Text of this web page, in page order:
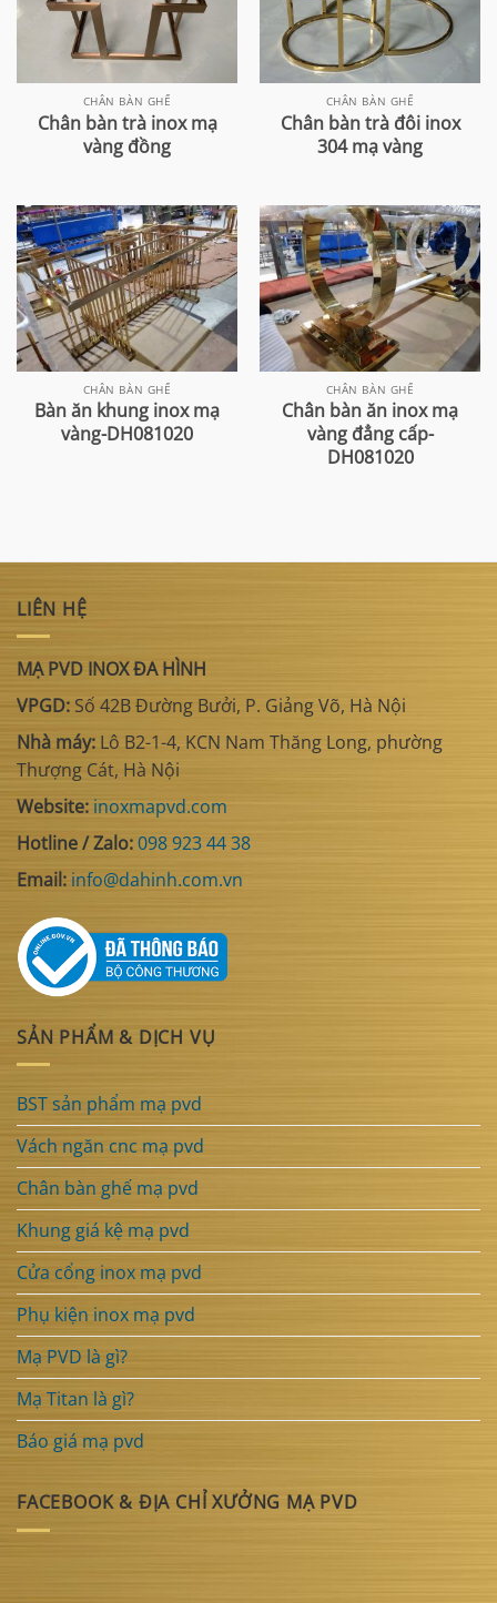
CHÂN BÀN GHẾ
Chân bàn trà inox mạ
vàng đồng
CHÂN BÀN GHẾ
Chân bàn trà đôi inox
304 mạ vàng
CHÂN BÀN GHẾ
Bàn ăn khung inox mạ
vàng-DH081020
CHÂN BÀN GHẾ
Chân bàn ăn inox mạ
vàng đẳng cấp-
DH081020
LIÊN HỆ
MẠ PVD INOX ĐA HÌNH
VPGD: Số 42B Đường Bưởi, P. Giảng Võ, Hà Nội
Nhà máy: Lô B2-1-4, KCN Nam Thăng Long, phường
Thượng Cát, Hà Nội
Website: inoxmapvd.com
Hotline / Zalo:098 923 44 38
Email: info@dahinh.com.vn
SẢN PHẨM & DỊCH VỤ
BST sản phẩm mạ pvd
Vách ngăn cnc mạ pvd
Chân bàn ghế mạ pvd
Khung giá kệ mạ pvd
Cửa cổng inox mạ pvd
Phụ kiện inox mạ pvd
Mạ PVD là gì?
Mạ Titan là gì?
Báo giá mạ pvd
FACEBOOK & ĐỊA CHỈ XƯỞNG MẠ PVD